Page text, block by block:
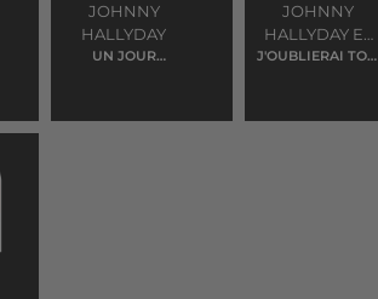
JOHNNY
HALLYDAY
UN JOUR
JOHNNY
HALLYDAY ET
CARMEL
J'OUBLIERAI TON